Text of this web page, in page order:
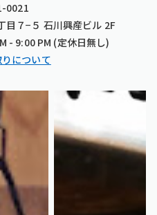
0021
目７−５ 石川興産ビル 2F
- 9:00 PM (定休日無し)
について